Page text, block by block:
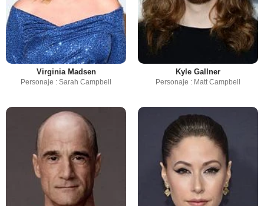
Virginia Madsen
Personaje : Sarah Campbell
Kyle Gallner
Personaje : Matt Campbell